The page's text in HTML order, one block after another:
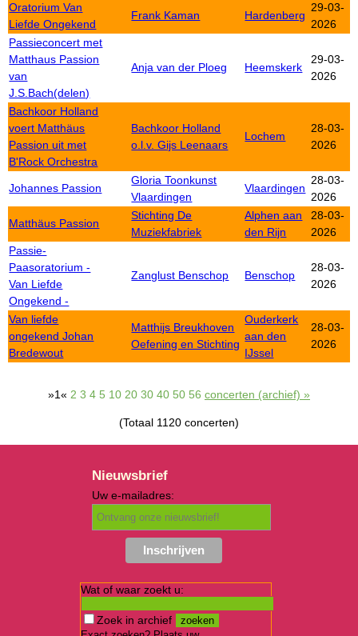
Oratorium Van
Liefde Ongekend
Frank Kaman Hardenberg
29-03-
2026
Passieconcert met
Matthaus Passion
van
J.S.Bach(delen)
Anja van der Ploeg Heemskerk
29-03-
2026
Bachkoor Holland
voert Matthäus
Passion uit met
B'Rock Orchestra
Bachkoor Holland
o.l.v. Gijs Leenaars
Lochem
28-03-
2026
Johannes Passion
Gloria Toonkunst
Vlaardingen
Vlaardingen
28-03-
2026
Matthäus Passion
Stichting De
Muziekfabriek
Alphen aan
den Rijn
28-03-
2026
Passie-
Paasoratorium -
Van Liefde
Ongekend -
Zanglust Benschop Benschop
28-03-
2026
Van liefde
ongekend Johan
Bredewout
Matthijs Breukhoven
Oefening en Stichting
Ouderkerk
aan den
IJssel
28-03-
2026
»1« 2 3 4 5 10 20 30 40 50 56 concerten (archief) »
(Totaal 1120 concerten)
Nieuwsbrief
Uw e-mailadres:
Wat of waar zoekt u:
Zoek in archief